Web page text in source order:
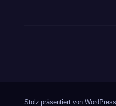
Stolz präsentiert von WordPress